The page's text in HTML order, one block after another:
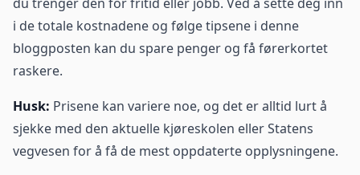
i de totale kostnadene og følge tipsene i denne
bloggposten kan du spare penger og få førerkortet
raskere.
Husk: Prisene kan variere noe, og det er alltid lurt å
sjekke med den aktuelle kjøreskolen eller Statens
vegvesen for å få de mest oppdaterte opplysningene.